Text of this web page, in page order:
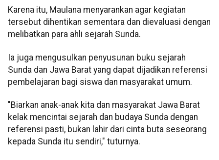
Karena itu, Maulana menyarankan agar kegiatan
tersebut dihentikan sementara dan dievaluasi dengan
melibatkan para ahli sejarah Sunda.
Ia juga mengusulkan penyusunan buku sejarah
Sunda dan Jawa Barat yang dapat dijadikan referensi
pembelajaran bagi siswa dan masyarakat umum.
"Biarkan anak-anak kita dan masyarakat Jawa Barat
kelak mencintai sejarah dan budaya Sunda dengan
referensi pasti, bukan lahir dari cinta buta seseorang
kepada Sunda itu sendiri," tuturnya.